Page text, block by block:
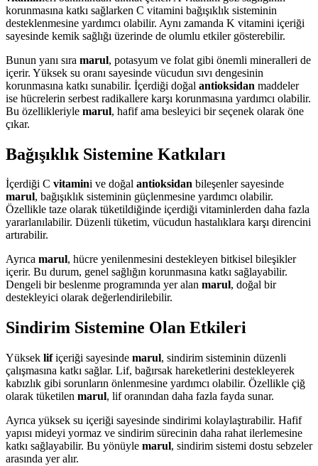
korunmasına katkı sağlarken C vitamini bağışıklık sisteminin
desteklenmesine yardımcı olabilir. Aynı zamanda K vitamini içeriği
sayesinde kemik sağlığı üzerinde de olumlu etkiler gösterebilir.
Bunun yanı sıra marul, potasyum ve folat gibi önemli mineralleri de
içerir. Yüksek su oranı sayesinde vücudun sıvı dengesinin
korunmasına katkı sunabilir. İçerdiği doğal antioksidan maddeler
ise hücrelerin serbest radikallere karşı korunmasına yardımcı olabilir.
Bu özellikleriyle marul, hafif ama besleyici bir seçenek olarak öne
çıkar.
Bağışıklık Sistemine Katkıları
İçerdiği C vitamini ve doğal antioksidan bileşenler sayesinde
marul, bağışıklık sisteminin güçlenmesine yardımcı olabilir.
Özellikle taze olarak tüketildiğinde içerdiği vitaminlerden daha fazla
yararlanılabilir. Düzenli tüketim, vücudun hastalıklara karşı direncini
artırabilir.
Ayrıca marul, hücre yenilenmesini destekleyen bitkisel bileşikler
içerir. Bu durum, genel sağlığın korunmasına katkı sağlayabilir.
Dengeli bir beslenme programında yer alan marul, doğal bir
destekleyici olarak değerlendirilebilir.
Sindirim Sistemine Olan Etkileri
Yüksek lifiçeriği sayesinde marul, sindirim sisteminin düzenli
çalışmasına katkı sağlar. Lif, bağırsak hareketlerini destekleyerek
kabızlık gibi sorunların önlenmesine yardımcı olabilir. Özellikle çiğ
olarak tüketilen marul, lif oranından daha fazla fayda sunar.
Ayrıca yüksek su içeriği sayesinde sindirimi kolaylaştırabilir. Hafif
yapısı mideyi yormaz ve sindirim sürecinin daha rahat ilerlemesine
katkı sağlayabilir. Bu yönüyle marul, sindirim sistemi dostu sebzeler
arasında yer alır.